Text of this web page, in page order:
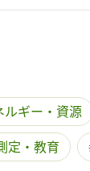
ルギー・資源
定・教育